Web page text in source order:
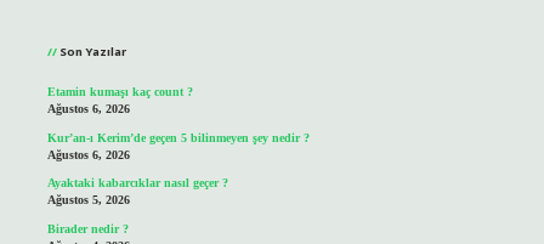
Son Yazılar
Etamin kumaşı kaç count ?
Ağustos 6, 2026
Kur’an-ı Kerim’de geçen 5 bilinmeyen şey nedir ?
Ağustos 6, 2026
Ayaktaki kabarcıklar nasıl geçer ?
Ağustos 5, 2026
Birader nedir ?